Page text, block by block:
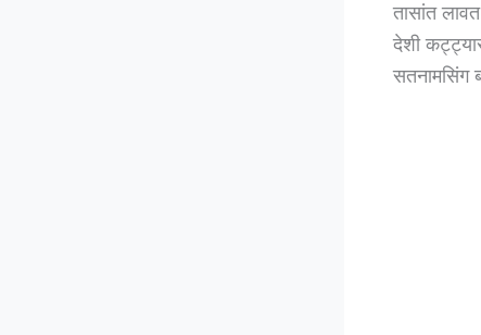
तासांत
देशी
सतनामसिंग